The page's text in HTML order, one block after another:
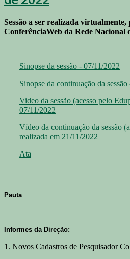
Sessão a ser realizada
ConferênciaWeb da Rede Nacional
Sinopse da sessão - 07/11/2022
Sinopse da continuação da
Video da sessão (acesso pelo
07/11/2022
Vídeo da continuação da sessão
realizada em 21/11/2022
Ata
Pauta
Informes da Direção:
1. Novos Cadastros de Pesquisador